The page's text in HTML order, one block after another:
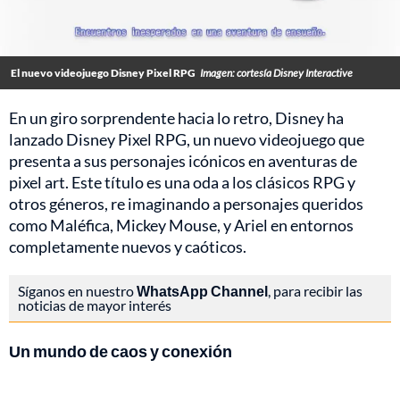
El nuevo videojuego Disney Pixel RPG Imagen: cortesía Disney Interactive
En un giro sorprendente hacia lo retro, Disney ha
lanzado Disney Pixel RPG, un nuevo videojuego que
presenta a sus personajes icónicos en aventuras de
pixel art. Este título es una oda a los clásicos RPG y
otros géneros, re imaginando a personajes queridos
como Maléfica, Mickey Mouse, y Ariel en entornos
completamente nuevos y caóticos.
Síganos en nuestroWhatsApp Channel, para recibir las
noticias de mayor interés
Un mundo de caos y conexión